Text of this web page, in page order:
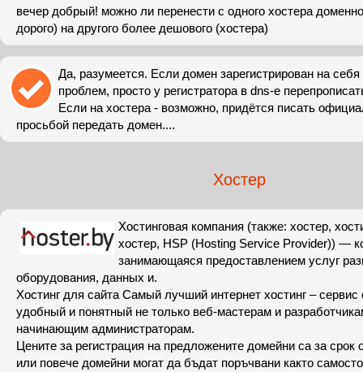
вечер добрый! можно ли перенести с одного хостера
дорого) на другого более дешового (хостера)
Да, разумеется. Если домен зарегистрирован на
проблем, просто у регистратора в dns-е
Если на хостера - возможно, придётся писать
просьбой передать домен....
Хостер
Хостинговая компания (также: хостер,
хостер, HSP (Hosting Service Provider)) —
занимающаяся предоставлением услуг
оборудования, данных и.
Хостинг для сайта Самый лучший интернет хостинг –
удобный и понятный не только веб-мастерам и
начинающим администраторам.
Цените за регистрация на предложените домейни са за срок
или повече домейни могат да бъдат поръчвани както